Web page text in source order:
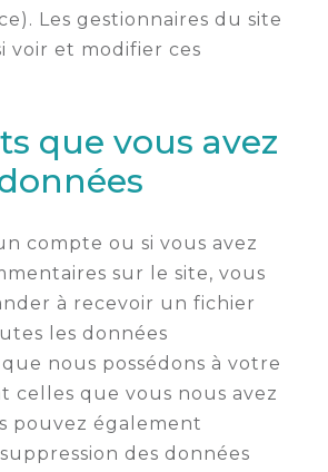
Les gestionnaires du site
voir et modifier ces
que vous avez
compte ou si vous avez
sur le site, vous
à recevoir un fichier
les données
nous possédons à votre
celles que vous nous avez
pouvez également
des données